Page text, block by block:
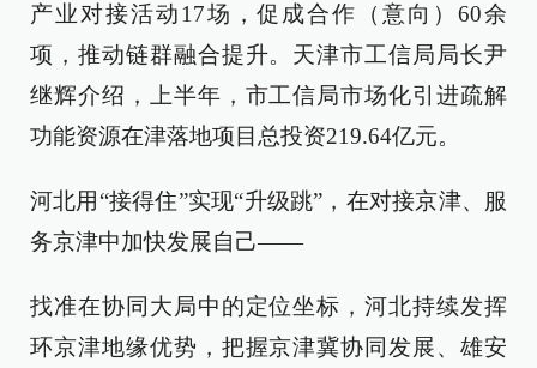
产业对接活动17场，促成合作（意向）60余
项，推动链群融合提升。天津市工信局局长尹
继辉介绍，上半年，市工信局市场化引进疏解
功能资源在津落地项目总投资219.64亿元。
河北用“接得住”实现“升级跳”，在对接京津、服
务京津中加快发展自己——
找准在协同大局中的定位坐标，河北持续发挥
环京津地缘优势，把握京津冀协同发展、雄安